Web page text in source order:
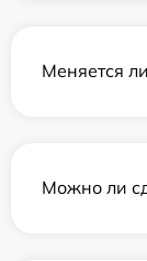
Меняется
Можно ли